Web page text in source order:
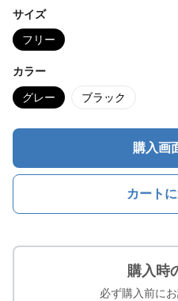
サイズ
フリー
カラー
グレー ブラック
購入画
カート
購入時
必ず購入前に